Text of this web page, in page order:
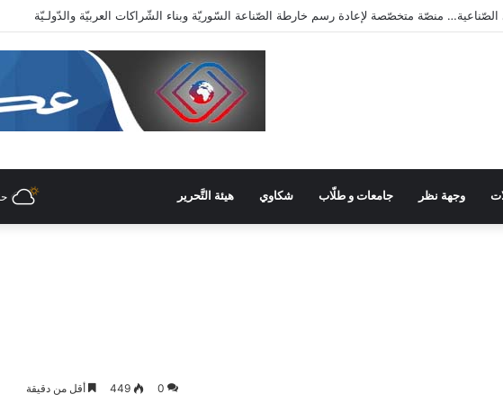
الصّناعيّة” تنطلق برعاية وزاريّة.. ملتقى واعد للصناعات الهندسيّة والبلاستيكيّة والكيميائيّة
وجهة نظر جامعات و طلّاب شكاوي هيئة التَّحرير
0
449 أقل من دقيقة